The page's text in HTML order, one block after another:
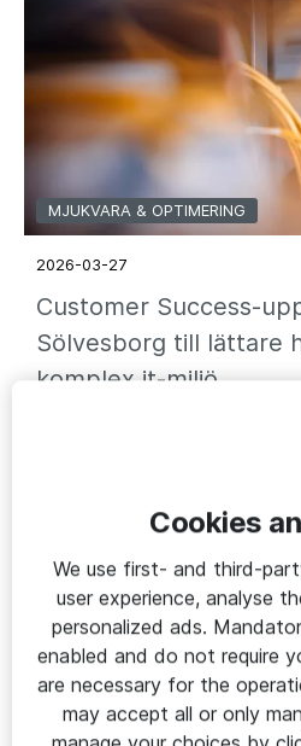
MJUKVARA & OPTIMERING
2026-03-27
Customer Success-
Sölvesborg till lättare
komplex it-miljö
Cookies
We use first- and third-
user experience, analyse
personalized ads.
enabled and do not require
are necessary for the
may accept all or only